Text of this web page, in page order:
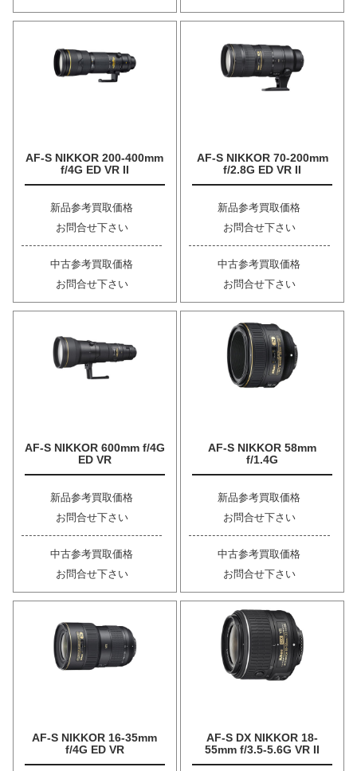
AF-S NIKKOR 200-400mm
f/4G ED VR II
新品参考買取価格
お問合せ下さい
中古参考買取価格
お問合せ下さい
AF-S NIKKOR 70-200mm
f/2.8G ED VR II
新品参考買取価格
お問合せ下さい
中古参考買取価格
お問合せ下さい
AF-S NIKKOR 600mm f/4G
ED VR
新品参考買取価格
お問合せ下さい
中古参考買取価格
お問合せ下さい
AF-S NIKKOR 58mm
f/1.4G
新品参考買取価格
お問合せ下さい
中古参考買取価格
お問合せ下さい
AF-S NIKKOR 16-35mm
f/4G ED VR
AF-S DX NIKKOR 18-
55mm f/3.5-5.6G VR II